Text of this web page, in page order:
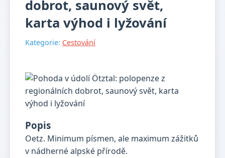
dobrot, saunový svět,
karta výhod i lyžování
Kategorie: Cestování
Popis
Oetz. Minimum písmen, ale maximum zážitků
v nádherné alpské přírodě.